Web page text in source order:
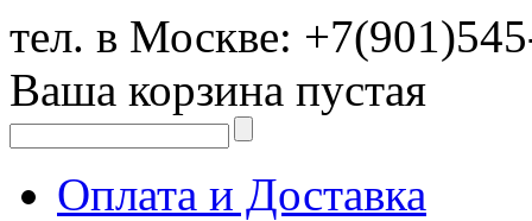
тел. в Москве:
Ваша корзина пустая
Оплата и Доставка